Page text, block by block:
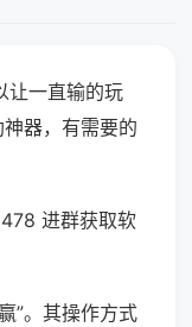
让一直输的玩
器，有需要的
进群获取软
”。其操作方式